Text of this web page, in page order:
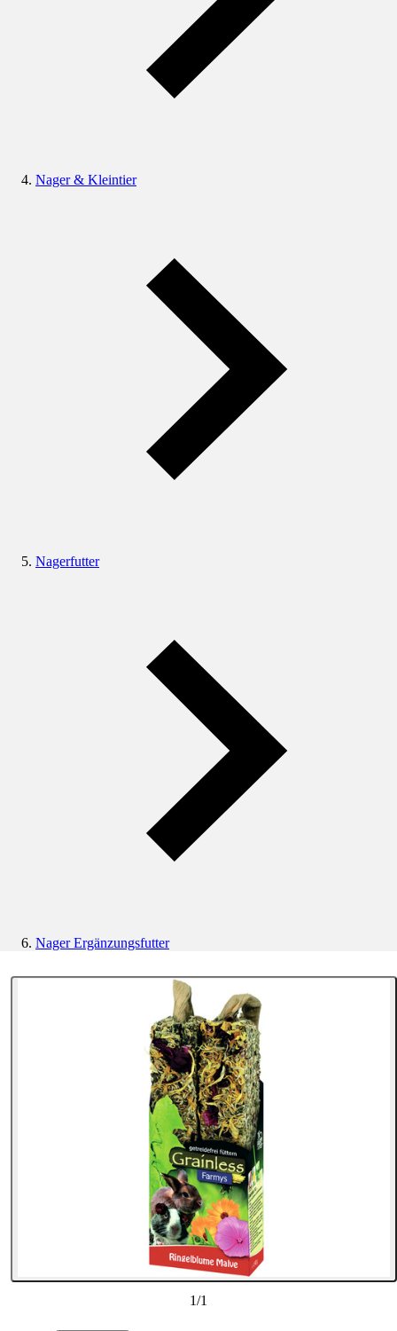
Nager & Kleintier
Nagerfutter
Nager Ergänzungsfutter
1/1